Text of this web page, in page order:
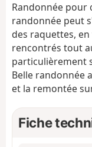
Randonnée pour
randonnée peut
des raquettes,
rencontrés tout
particulièrement
Belle randonnée
et la remontée
Fiche